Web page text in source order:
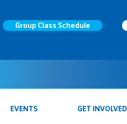
Group Class Schedule
EVENTS GET INVOLVED